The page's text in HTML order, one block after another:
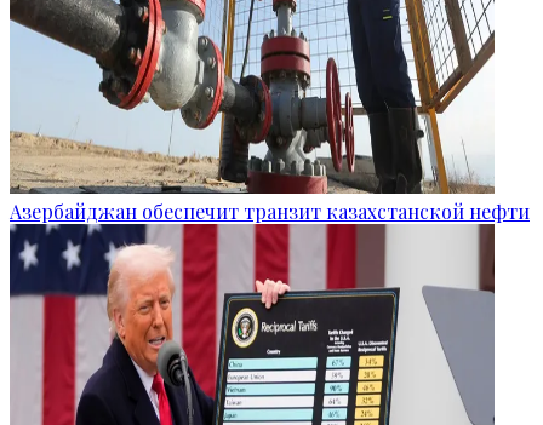
Азербайджан обеспечит транзит казахстанской нефти